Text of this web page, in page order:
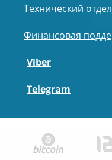
Технический отдел
Финансовая
Viber
Telegram